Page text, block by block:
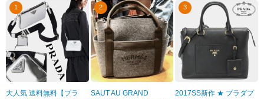
1
大人気 送料無料【プラ
2
SAUT AU GRAND
3
2017SS新作 ★ プラダプ